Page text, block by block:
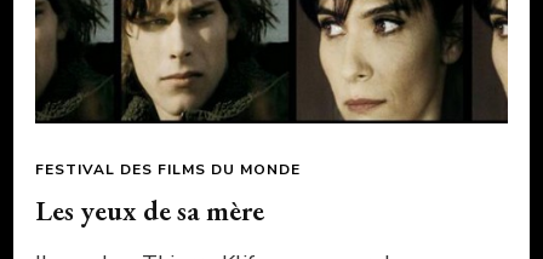
FESTIVAL DES FILMS DU MONDE
Les yeux de sa mère